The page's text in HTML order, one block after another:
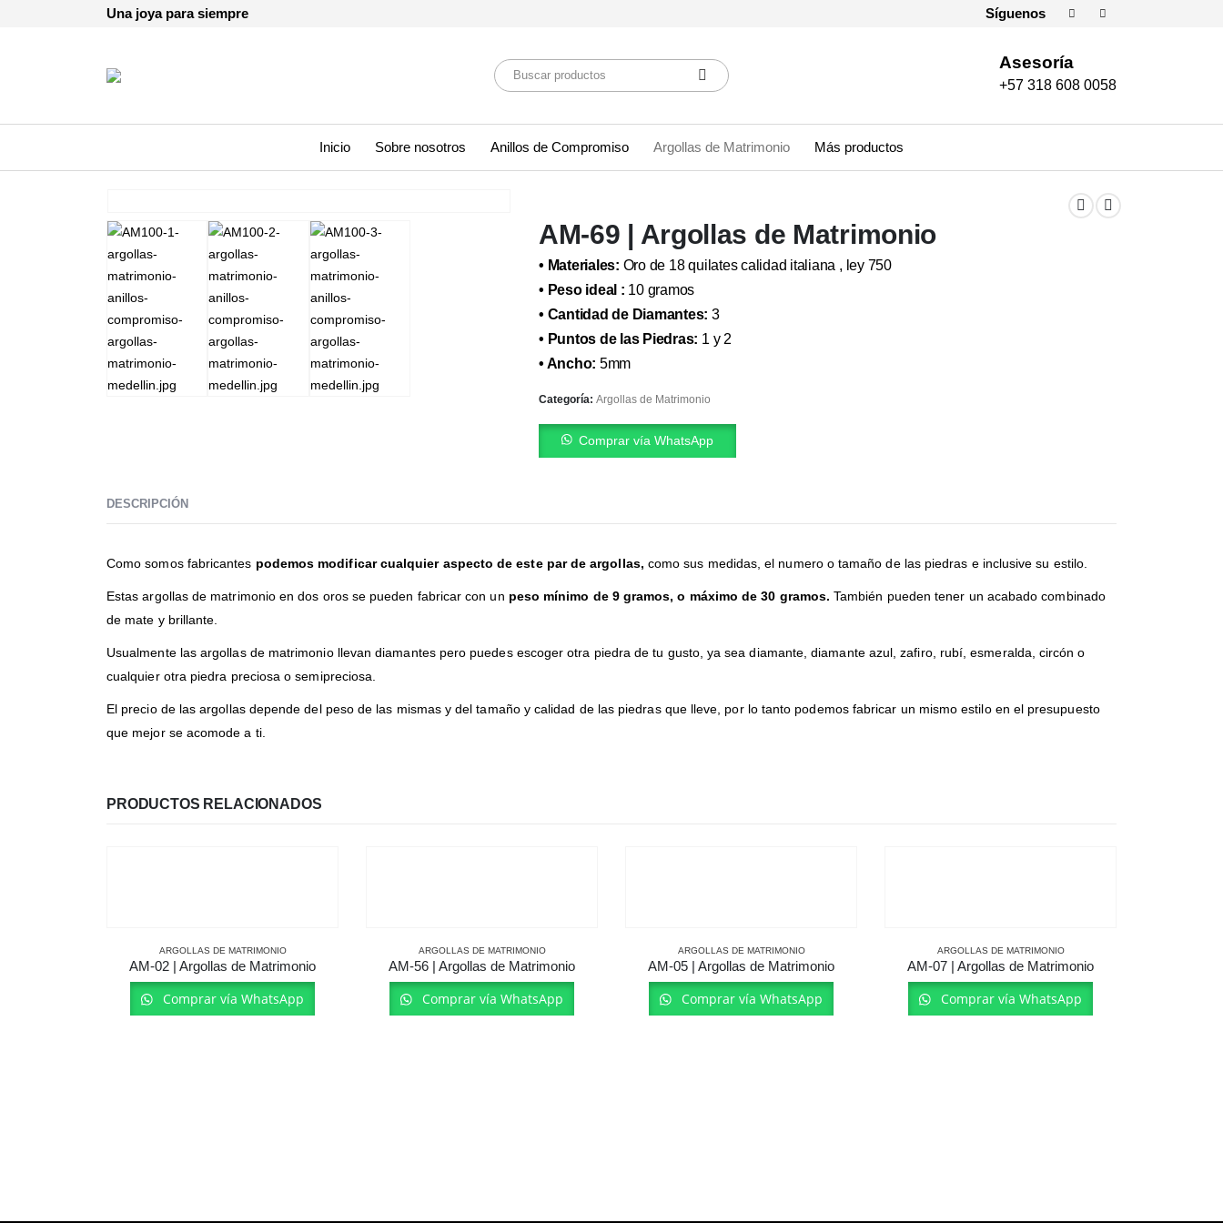
Una joya para siempre Síguenos
Asesoría
+57 318 608 0058
Inicio Sobre nosotros Anillos de Compromiso Argollas de Matrimonio Más productos
AM-69 | Argollas de Matrimonio
• Materiales: Oro de 18 quilates calidad italiana , ley 750
• Peso ideal : 10 gramos
• Cantidad de Diamantes: 3
• Puntos de las Piedras: 1 y 2
• Ancho: 5mm
Categoría: Argollas de Matrimonio
Comprar vía WhatsApp
DESCRIPCIÓN
Como somos fabricantes podemos modificar cualquier aspecto de este par de argollas, como sus medidas, el numero o tamaño de las piedras e inclusive su estilo.
Estas argollas de matrimonio en dos oros se pueden fabricar con un peso mínimo de 9 gramos, o máximo de 30 gramos. También pueden tener un acabado combinado
de mate y brillante.
Usualmente las argollas de matrimonio llevan diamantes pero puedes escoger otra piedra de tu gusto, ya sea diamante, diamante azul, zafiro, rubí, esmeralda, circón o
cualquier otra piedra preciosa o semipreciosa.
El precio de las argollas depende del peso de las mismas y del tamaño y calidad de las piedras que lleve, por lo tanto podemos fabricar un mismo estilo en el presupuesto
que mejor se acomode a ti.
PRODUCTOS RELACIONADOS
ARGOLLAS DE MATRIMONIO
AM-02 | Argollas de Matrimonio
Comprar vía WhatsApp
ARGOLLAS DE MATRIMONIO
AM-56 | Argollas de Matrimonio
Comprar vía WhatsApp
ARGOLLAS DE MATRIMONIO
AM-05 | Argollas de Matrimonio
Comprar vía WhatsApp
ARGOLLAS DE MATRIMONIO
AM-07 | Argollas de Matrimonio
Comprar vía WhatsApp